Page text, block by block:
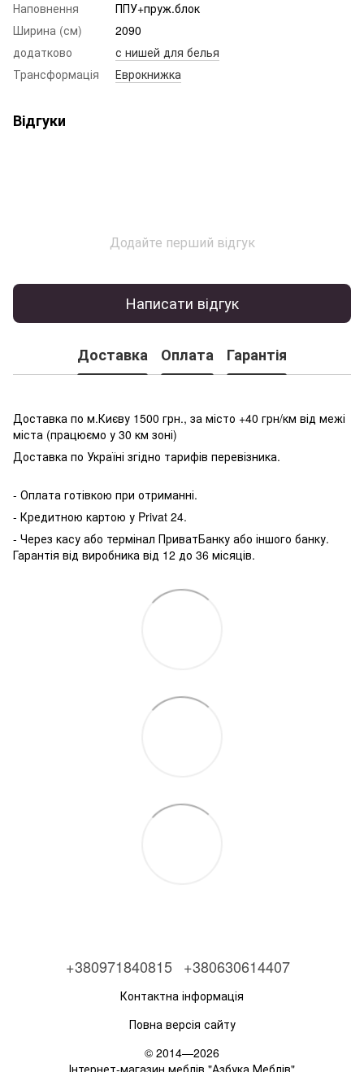
Наповнення
ППУ+пруж.блок
Ширина (см)
2090
додатково
с нишей для белья
Трансформація
Еврокнижка
Відгуки
Додайте перший відгук
Написати відгук
Доставка Оплата Гарантія
Доставка по м.Києву 1500 грн., за місто +40 грн/км від межі
міста (працюємо у 30 км зоні)
Доставка по Україні згідно тарифів перевізника.
- Оплата готівкою при отриманні.
- Кредитною картою у Privat 24.
- Через касу або термінал ПриватБанку або іншого банку.
Гарантія від виробника від 12 до 36 місяців.
+380971840815 +380630614407
Контактна інформація
Повна версія сайту
© 2014—2026
Інтернет-магазин меблів "Азбука Меблів"